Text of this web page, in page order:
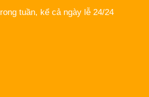
tuần, kể cả ngày lễ 24/24